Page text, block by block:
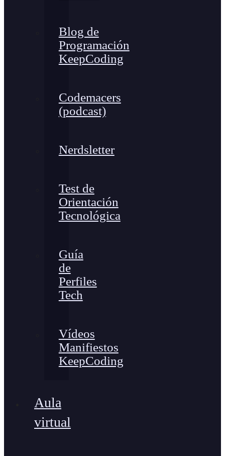
Blog de
Programación
KeepCoding
Codemacers
(podcast)
Nerdsletter
Test de
Orientación
Tecnológica
Guía
de
Perfiles
Tech
Vídeos
Manifiestos
KeepCoding
Aula
virtual